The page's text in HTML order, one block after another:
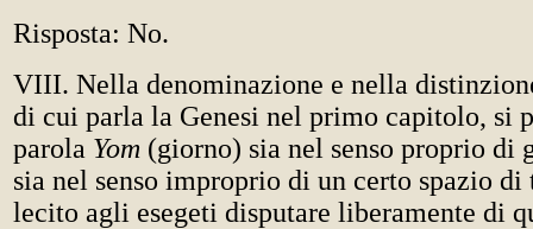
Risposta: No.
VIII. Nella denominazione e nella
di cui parla la Genesi nel primo capitolo, si
parola Yom (giorno) sia nel senso proprio di
sia nel senso improprio di un certo spazio di
lecito agli esegeti disputare liberamente di